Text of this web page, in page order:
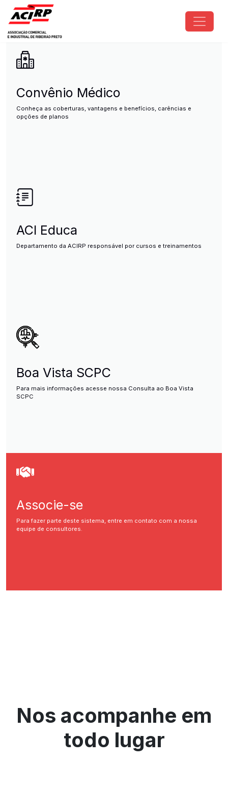
Pular para o conteúdo principal
ACIRP - Associação Comercial
Convênio Médico
Conheça as coberturas, vantagens e benefícios, carências e
opções de planos
ACI Educa
Departamento da ACIRP responsável por cursos e treinamentos
Boa Vista SCPC
Para mais informações acesse nossa Consulta ao Boa Vista
SCPC
Associe-se
Para fazer parte deste sistema, entre em contato com a nossa
equipe de consultores.
Nos acompanhe em
todo lugar